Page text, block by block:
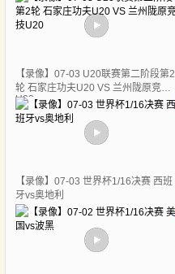
【录像】07-03 U20联赛第二阶段第2
轮 石家庄功夫U20 VS 兰州陇原竞技
U20
【录像】07-03 世界杯1/16决赛 西班
牙vs奥地利